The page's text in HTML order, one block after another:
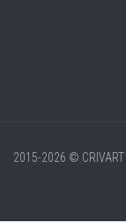
2015-2026 © CRIVART